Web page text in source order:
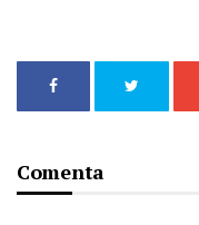
Comenta